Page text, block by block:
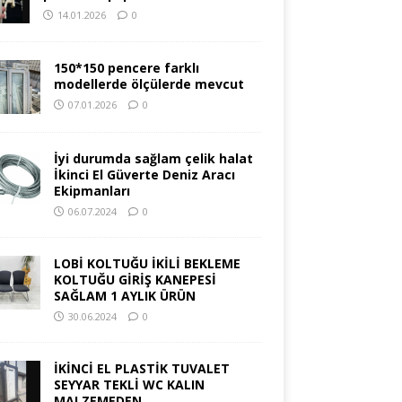
14.01.2026 0
150*150 pencere farklı
modellerde ölçülerde mevcut
07.01.2026 0
İyi durumda sağlam çelik halat
İkinci El Güverte Deniz Aracı
Ekipmanları
06.07.2024 0
LOBİ KOLTUĞU İKİLİ BEKLEME
KOLTUĞU GİRİŞ KANEPESİ
SAĞLAM 1 AYLIK ÜRÜN
30.06.2024 0
İKİNCİ EL PLASTİK TUVALET
SEYYAR TEKLİ WC KALIN